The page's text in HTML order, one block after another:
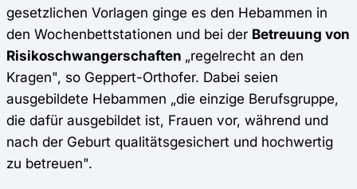
gesetzlichen Vorlagen ginge es den Hebammen in
den Wochenbettstationen und bei der Betreuung von
Risikoschwangerschaften „regelrecht an den
Kragen", so Geppert-Orthofer. Dabei seien
ausgebildete Hebammen „die einzige Berufsgruppe,
die dafür ausgebildet ist, Frauen vor, während und
nach der Geburt qualitätsgesichert und hochwertig
zu betreuen".